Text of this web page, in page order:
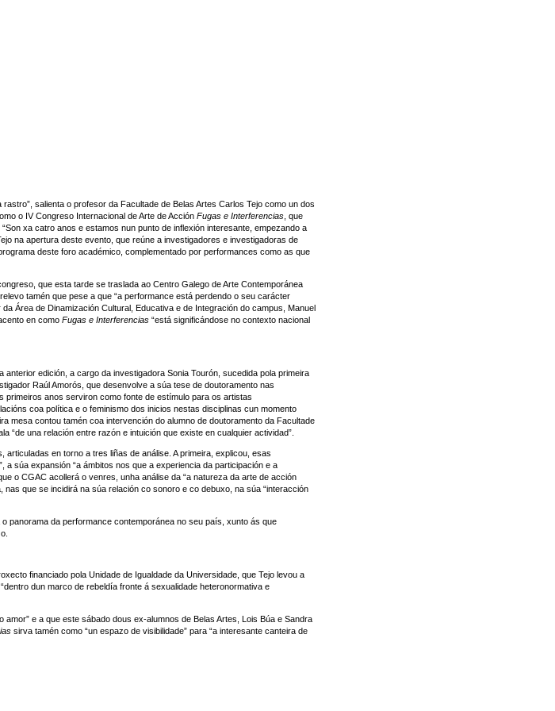
salienta o profesor da Facultade de Belas Artes Carlos Tejo como un dos
o IV Congreso Internacional de Arte de Acción Fugas e Interferencias , que
xa catro anos e estamos nun punto de inflexión interesante, empezando a
na apertura deste evento, que reúne a investigadores e investigadoras de
deste foro académico, complementado por performances como as que
que esta tarde se traslada ao Centro Galego de Arte Contemporánea
tamén que pese a que “a performance está perdendo o seu carácter
Área de Dinamización Cultural, Educativa e de Integración do campus, Manuel
en como Fugas e Interferencias “está significándose no contexto nacional
edición, a cargo da investigadora Sonia Tourón, sucedida pola primeira
Raúl Amorós, que desenvolve a súa tese de doutoramento nas
primeiros anos serviron como fonte de estímulo para os artistas
coa política e o feminismo dos inicios nestas disciplinas cun momento
mesa contou tamén coa intervención do alumno de doutoramento da Facultade
“de una relación entre razón e intuición que existe en cualquier actividad”.
en torno a tres liñas de análise. A primeira, explicou, esas
súa expansión “a ámbitos nos que a experiencia da participación e a
o CGAC acollerá o venres, unha análise da “a natureza da arte de acción
que se incidirá na súa relación co sonoro e co debuxo, na súa “interacción
panorama da performance contemporánea no seu país, xunto ás que
financiado pola Unidade de Igualdade da Universidade, que Tejo levou a
dun marco de rebeldía fronte á sexualidade heteronormativa e
e a que este sábado dous ex-alumnos de Belas Artes, Lois Búa e Sandra
sirva tamén como “un espazo de visibilidade” para “a interesante canteira de